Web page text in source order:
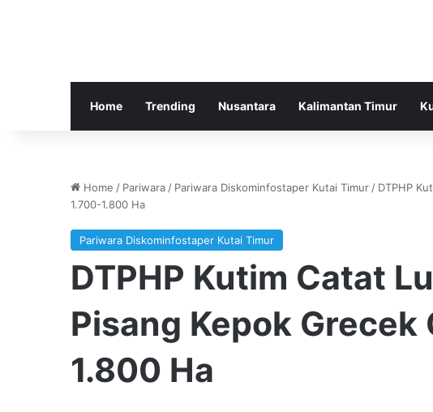
Home Trending Nusantara Kalimantan Timur
Home / Pariwara / Pariwara Diskominfostaper Kutai Timur / DTPHP
1.700-1.800 Ha
Pariwara Diskominfostaper Kutai Timur
DTPHP Kutim Catat
Pisang Kepok Grecek
1.800 Ha